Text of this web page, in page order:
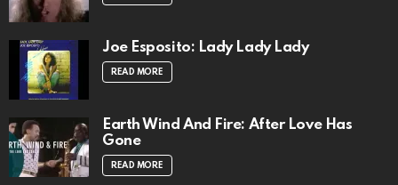
Joe Esposito: Lady Lady Lady
READ MORE
Earth Wind And Fire: After Love Has
Gone
READ MORE